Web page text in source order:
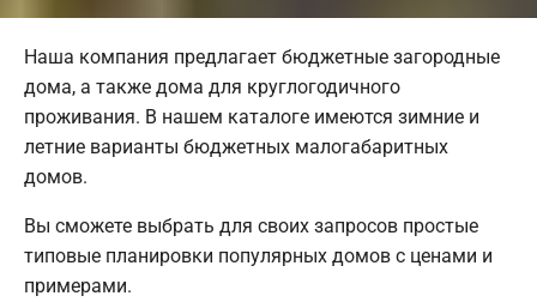
Наша компания предлагает бюджетные загородные
дома, а также дома для круглогодичного
проживания. В нашем каталоге имеются зимние и
летние варианты бюджетных малогабаритных
домов.
Вы сможете выбрать для своих запросов простые
типовые планировки популярных домов с ценами и
примерами.